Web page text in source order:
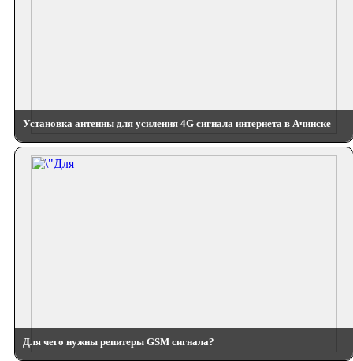
Установка антенны для усиления 4G сигнала интернета в Ачинске
Для чего нужны репитеры GSM сигнала?